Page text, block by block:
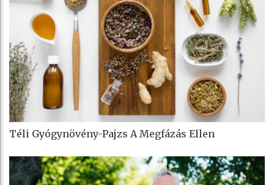
Téli Gyógynövény-Pajzs A Megfázás Ellen